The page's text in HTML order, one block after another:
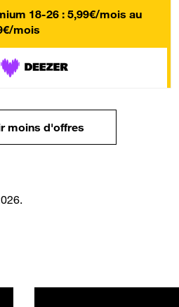
18-26 : 5,99€/mois au
mois
moins d'offres